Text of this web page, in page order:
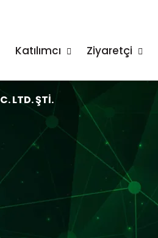
Katılımcı Ziyaretçi
LTD. ŞTİ.